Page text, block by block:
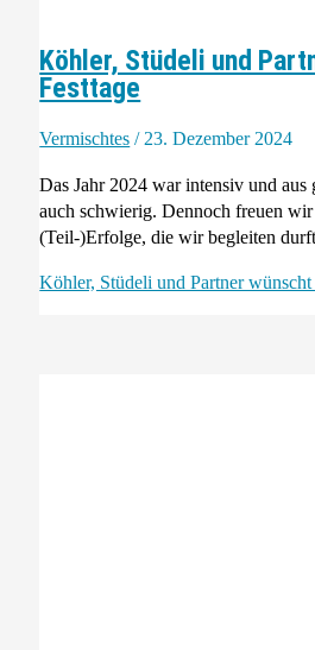
Köhler, Stüdeli und
Festtage
Vermischtes /23. Dezember 2024
Das Jahr 2024 war intensiv und
auch schwierig. Dennoch freuen
(Teil-)Erfolge, die wir begleiten
Köhler, Stüdeli und Partner wünscht